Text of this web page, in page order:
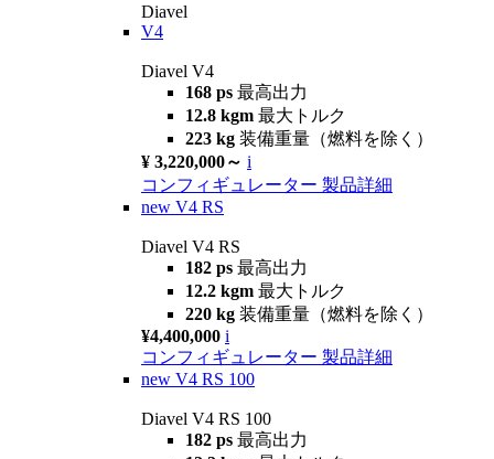
Diavel
V4
Diavel V4
168 ps 最高出力
12.8 kgm 最大トルク
223 kg 装備重量（燃料を除く）
¥ 3,220,000～ i
コンフィギュレーター 製品詳細
new V4 RS
Diavel V4 RS
182 ps 最高出力
12.2 kgm 最大トルク
220 kg 装備重量（燃料を除く）
¥4,400,000 i
コンフィギュレーター 製品詳細
new V4 RS 100
Diavel V4 RS 100
182 ps 最高出力